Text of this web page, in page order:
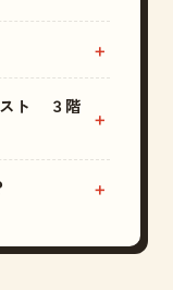
スト ３階